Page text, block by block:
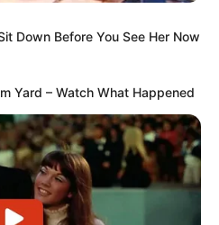
Down Before You See Her Now
Yard – Watch What Happened